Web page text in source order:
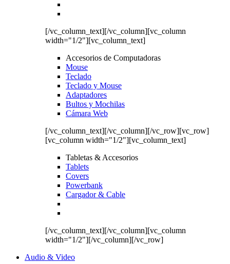
[/vc_column_text][/vc_column][vc_column
width="1/2"][vc_column_text]
Accesorios de Computadoras
Mouse
Teclado
Teclado y Mouse
Adaptadores
Bultos y Mochilas
Cámara Web
[/vc_column_text][/vc_column][/vc_row][vc_row]
[vc_column width="1/2"][vc_column_text]
Tabletas & Accesorios
Tablets
Covers
Powerbank
Cargador & Cable
[/vc_column_text][/vc_column][vc_column
width="1/2"][/vc_column][/vc_row]
Audio & Video